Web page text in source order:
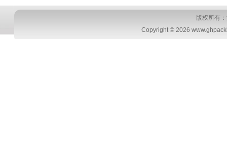
版权所有
Copyright © 2026